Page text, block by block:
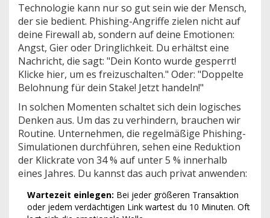
Technologie kann nur so gut sein wie der Mensch,
der sie bedient. Phishing-Angriffe zielen nicht auf
deine Firewall ab, sondern auf deine Emotionen:
Angst, Gier oder Dringlichkeit. Du erhältst eine
Nachricht, die sagt: "Dein Konto wurde gesperrt!
Klicke hier, um es freizuschalten." Oder: "Doppelte
Belohnung für dein Stake! Jetzt handeln!"
In solchen Momenten schaltet sich dein logisches
Denken aus. Um das zu verhindern, brauchen wir
Routine. Unternehmen, die regelmäßige Phishing-
Simulationen durchführen, sehen eine Reduktion
der Klickrate von 34 % auf unter 5 % innerhalb
eines Jahres. Du kannst das auch privat anwenden:
Wartezeit einlegen: Bei jeder größeren Transaktion
oder jedem verdächtigen Link wartest du 10 Minuten. Oft